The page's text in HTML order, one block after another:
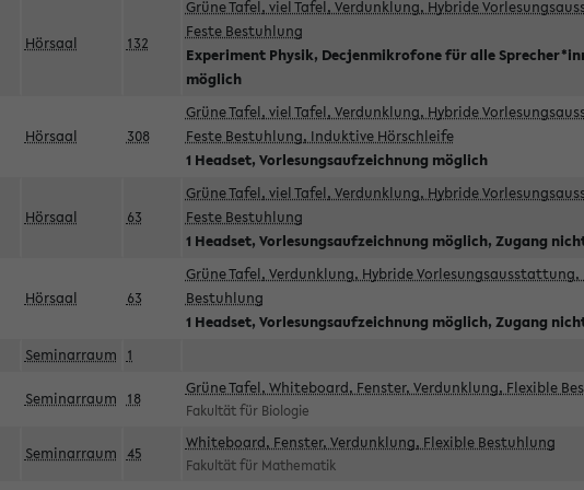
Hörsaal 132
Grüne Tafel, viel Tafel, Verdunklung, Hybride
Feste Bestuhlung
Experiment Physik, Decjenmikrofone für alle
möglich
Hörsaal 308
Grüne Tafel, viel Tafel, Verdunklung, Hybride
Feste Bestuhlung, Induktive Hörschleife
1 Headset, Vorlesungsaufzeichnung möglich
Hörsaal 63
Grüne Tafel, viel Tafel, Verdunklung, Hybride
Feste Bestuhlung
1 Headset, Vorlesungsaufzeichnung möglich, Zugang
Hörsaal 63
Grüne Tafel, Verdunklung, Hybride Vorlesungsausstattung,
Bestuhlung
1 Headset, Vorlesungsaufzeichnung möglich, Zugang
Seminarraum 1
Seminarraum 18
Grüne Tafel, Whiteboard, Fenster, Verdunklung, Flexible
Fakultät für Biologie
Seminarraum 45
Whiteboard, Fenster, Verdunklung, Flexible Bestuhlung
Fakultät für Mathematik